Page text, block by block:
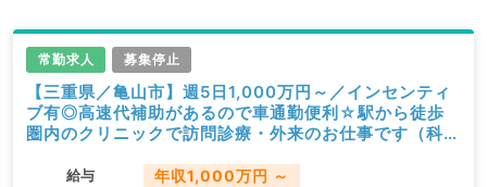
常勤求人 募集停止
【三重県／亀山市】週5日1,000万円～／インセンティ
ブ有◎高速代補助があるので車通勤便利☆駅から徒歩
圏内のクリニックで訪問診療・外来のお仕事です（科目
給与 年収1,000万円 ～